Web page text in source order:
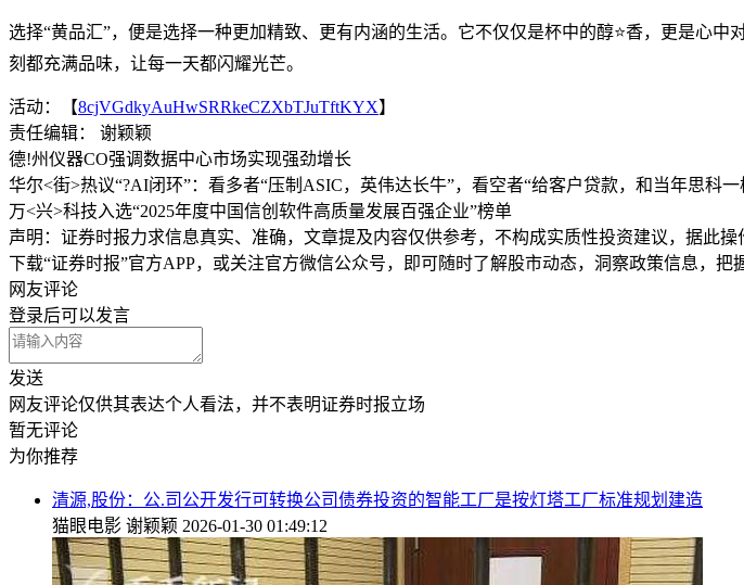
选择“黄品汇”，便是选择一种更加精致、更有内涵的生活。它不仅仅是杯中的醇⭐香，更是心
刻都充满品味，让每一天都闪耀光芒。
活动：【8cjVGdkyAuHwSRRkeCZXbTJuTftKYX】
责任编辑： 谢颖颖
德!州仪器CO强调数据中心市场实现强劲增长
华尔<街>热议“?AI闭环”：看多者“压制ASIC，英伟达长牛”，看空者“给客户贷款，和当年思科一
万<兴>科技入选“2025年度中国信创软件高质量发展百强企业”榜单
声明：证券时报力求信息真实、准确，文章提及内容仅供参考，不构成实质性投资建议，据此操
下载“证券时报”官方APP，或关注官方微信公众号，即可随时了解股市动态，洞察政策信息，把
网友评论
登录后可以发言
发送
网友评论仅供其表达个人看法，并不表明证券时报立场
暂无评论
为你推荐
清源,股份：公.司公开发行可转换公司债券投资的智能工厂是按灯塔工厂标准规划建造
猫眼电影 谢颖颖 2026-01-30 01:49:12